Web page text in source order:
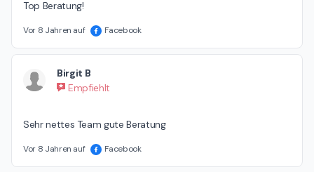
Top Beratung!
Vor 8 Jahren auf Facebook
Birgit B
Empfiehlt
Sehr nettes Team gute Beratung
Vor 8 Jahren auf Facebook